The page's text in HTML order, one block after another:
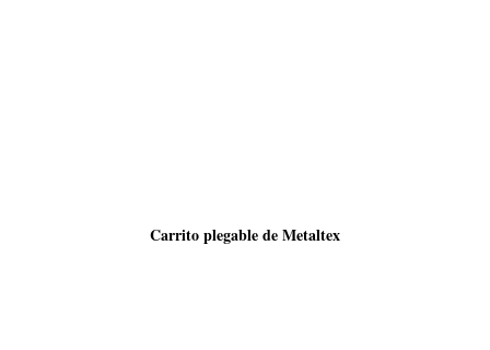
Carrito plegable de Metaltex